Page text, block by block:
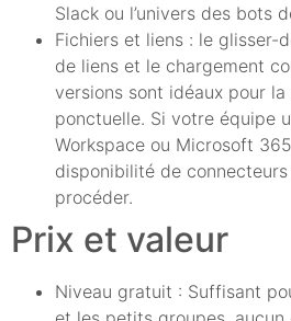
Slack ou l’univers des bots
Fichiers et liens : le glisser-
de liens et le chargement
versions sont idéaux pour
ponctuelle. Si votre équipe
Workspace ou Microsoft
disponibilité de
procéder.
Prix et valeur
Niveau gratuit : Suffisant